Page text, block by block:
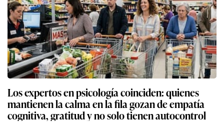
Los expertos en psicología coinciden: quienes
mantienen la calma en la fila gozan de empatía
cognitiva, gratitud y no solo tienen autocontrol